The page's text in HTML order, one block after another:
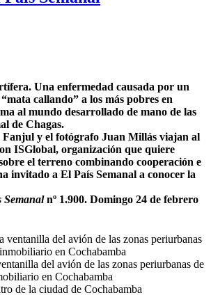
Una enfermedad causada por un
callando” a los más pobres en
al mundo desarrollado de mano de las
de Chagas.
Fanjul y el fotógrafo Juan Millás viajan al
ISGlobal, organización que quiere
el terreno combinando cooperación e
invitado a El País Semanal a conocer la
Semanalnº 1.900. Domingo 24 de febrero
del avión de las zonas periurbanas de
en Cochabamba